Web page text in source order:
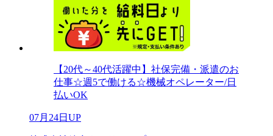
【20代～40代活躍中】社保完備・派遣のお
仕事☆週5で働ける☆機械オペレーター/日
払いOK
07月24日UP